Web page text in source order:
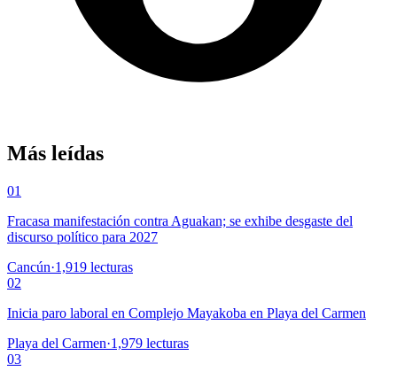
Más leídas
01
Fracasa manifestación contra Aguakan; se exhibe desgaste del
discurso político para 2027
Cancún·1,919 lecturas
02
Inicia paro laboral en Complejo Mayakoba en Playa del Carmen
Playa del Carmen·1,979 lecturas
03